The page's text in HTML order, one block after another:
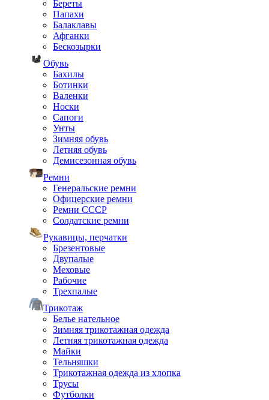
Береты
Папахи
Балаклавы
Афганки
Бескозырки
Обувь
Бахилы
Ботинки
Валенки
Носки
Сапоги
Унты
Зимняя обувь
Летняя обувь
Демисезонная обувь
Ремни
Генеральские ремни
Офицерские ремни
Ремни СССР
Солдатские ремни
Рукавицы, перчатки
Брезентовые
Двупалые
Меховые
Рабочие
Трехпалые
Трикотаж
Белье нательное
Зимняя трикотажная одежда
Летняя трикотажная одежда
Майки
Тельняшки
Трикотажная одежда из хлопка
Трусы
Футболки